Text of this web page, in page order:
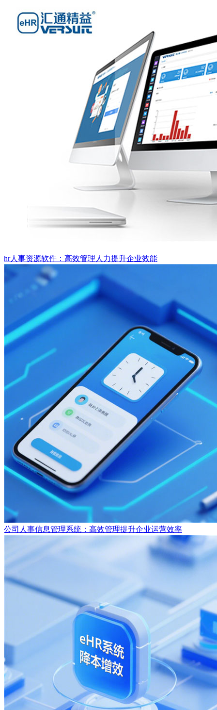
hr人事资源软件：高效管理人力提升企业效能
公司人事信息管理系统：高效管理提升企业运营效率